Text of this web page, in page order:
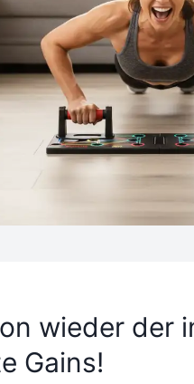
wieder der
Gains!